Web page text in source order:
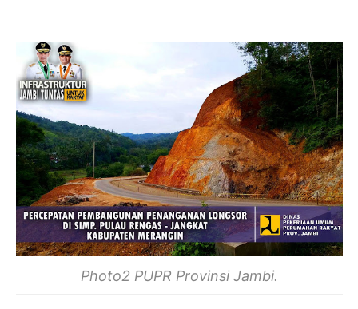
Photo2 PUPR Provinsi Jambi.